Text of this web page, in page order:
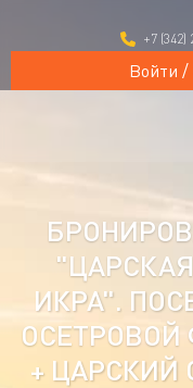
+7 (342)
Войти /
ИКРА".
+ ЦАРСКИЙ